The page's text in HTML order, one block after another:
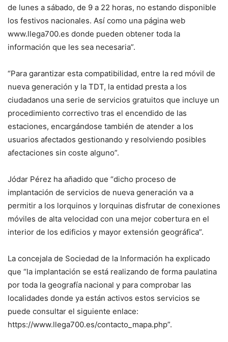
de lunes a sábado, de 9 a 22 horas, no estando disponible
los festivos nacionales. Así como una página web
www.llega700.es donde pueden obtener toda la
información que les sea necesaria”.
“Para garantizar esta compatibilidad, entre la red móvil de
nueva generación y la TDT, la entidad presta a los
ciudadanos una serie de servicios gratuitos que incluye un
procedimiento correctivo tras el encendido de las
estaciones, encargándose también de atender a los
usuarios afectados gestionando y resolviendo posibles
afectaciones sin coste alguno”.
Jódar Pérez ha añadido que “dicho proceso de
implantación de servicios de nueva generación va a
permitir a los lorquinos y lorquinas disfrutar de conexiones
móviles de alta velocidad con una mejor cobertura en el
interior de los edificios y mayor extensión geográfica”.
La concejala de Sociedad de la Información ha explicado
que “la implantación se está realizando de forma paulatina
por toda la geografía nacional y para comprobar las
localidades donde ya están activos estos servicios se
puede consultar el siguiente enlace:
https://www.llega700.es/contacto_mapa.php”.